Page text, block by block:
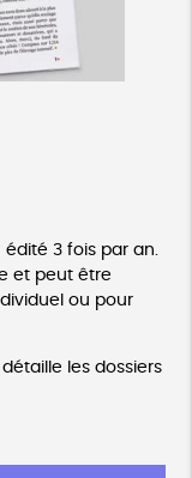
édité 3 fois par an.
et peut être
ou pour
les dossiers